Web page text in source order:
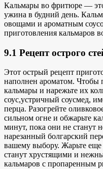
Кальмары во фритюре —
ужина в будний день.
овощами и ароматным
приготовления кальмаров
9.1 Рецепт острого
Этот острый рецепт
наполнен ароматом. Чтобы
кальмары и нарежьте их
соус,устричный соусмед,
перца. Разогрейте
сильном огне и обжарьте
минут, пока они не станут
нарезанный болгарский
вашему выбору. Жарьте
станут хрустящими и
кальмаров с пропаренным